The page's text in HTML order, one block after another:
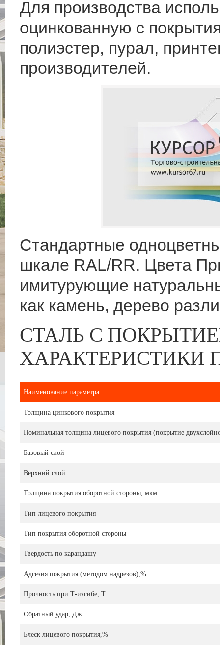
Для производства
оцинкованную с
полиэстер, пурал,
производителей.
Стандартные
шкале RAL/RR. Цвета
имитурующие
как камень, дерево
СТАЛЬ С
ХАРАКТЕРИСТИКИ
Наименование параметра
Толщина цинкового покрытия
Номинальная толщина лицевого покрытия (покрытие
Базовый слой
Верхний слой
Толщина покрытия оборотной стороны, мкм
Тип лицевого покрытия
Тип покрытия оборотной стороны
Твердость по карандашу
Адгезия покрытия (методом надрезов),%
Прочность при Т-изгибе, Т
Обратный удар, Дж.
Блеск лицевого покрытия,%